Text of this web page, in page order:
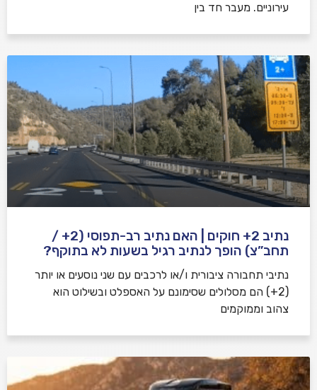
עירוניים. מעבר חד בין
נתיב 2+ חוקים | האם נתיב רב-תפוסי (2+ /
תחב”צ) הופך לנתיב רגיל בשעות לא בתוקף?
נתיבי תחבורה ציבורית ו/או לרכבים עם שני נוסעים או יותר
(2+) הם מסלולים שסימונם על האספלט ובשילוט הוא
צהוב וממוקמים